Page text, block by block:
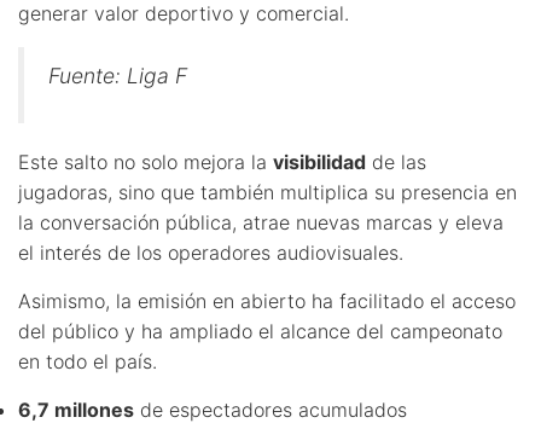
generar valor deportivo y comercial.
Fuente: Liga F
Este salto no solo mejora la visibilidad de las
jugadoras, sino que también multiplica su presencia en
la conversación pública, atrae nuevas marcas y eleva
el interés de los operadores audiovisuales.
Asimismo, la emisión en abierto ha facilitado el acceso
del público y ha ampliado el alcance del campeonato
en todo el país.
6,7 millones de espectadores acumulados